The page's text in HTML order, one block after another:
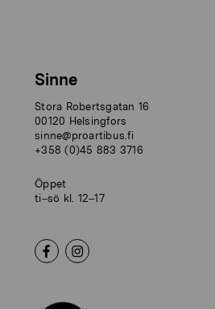
Sinne
Stora Robertsgatan 16
00120 Helsingfors
sinne@proartibus.fi
+358 (0)45 883 3716
Öppet
ti–sö kl. 12–17